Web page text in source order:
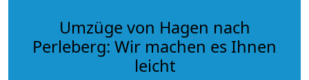
Umzüge von Hagen nach
Perleberg: Wir machen es Ihnen
leicht